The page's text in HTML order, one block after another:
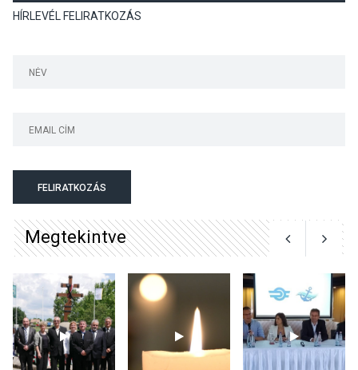
Dunavirág Ünnep Verőcén –
KULTÚRA 2026 AUG 06
Mi a pszichológia, és miért
van rá szükségünk? –
Beszélgetés a Kacsakő
Irodalmi Színpadon
HÍRLEVÉL FELIRATKOZÁS
FELIRATKOZÁS
Megtekintve